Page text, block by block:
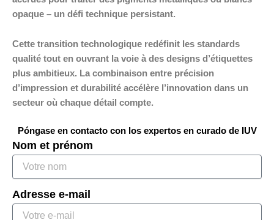
opaque – un défi technique persistant.
Cette transition technologique redéfinit les standards
qualité tout en ouvrant la voie à des designs d’étiquettes
plus ambitieux. La combinaison entre précision
d’impression et durabilité accélère l’innovation dans un
secteur où chaque détail compte.
Póngase en contacto con los expertos en curado de IUV
Nom et prénom
Adresse e-mail